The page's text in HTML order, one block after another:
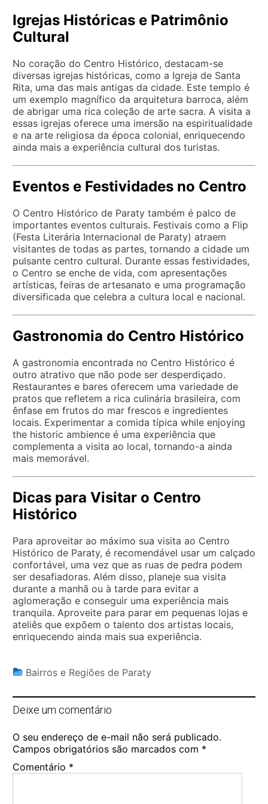
Igrejas Históricas e Patrimônio
Cultural
No coração do Centro Histórico, destacam-se
diversas igrejas históricas, como a Igreja de Santa
Rita, uma das mais antigas da cidade. Este templo é
um exemplo magnífico da arquitetura barroca, além
de abrigar uma rica coleção de arte sacra. A visita a
essas igrejas oferece uma imersão na espiritualidade
e na arte religiosa da época colonial, enriquecendo
ainda mais a experiência cultural dos turistas.
Eventos e Festividades no Centro
O Centro Histórico de Paraty também é palco de
importantes eventos culturais. Festivais como a Flip
(Festa Literária Internacional de Paraty) atraem
visitantes de todas as partes, tornando a cidade um
pulsante centro cultural. Durante essas festividades,
o Centro se enche de vida, com apresentações
artísticas, feiras de artesanato e uma programação
diversificada que celebra a cultura local e nacional.
Gastronomia do Centro Histórico
A gastronomia encontrada no Centro Histórico é
outro atrativo que não pode ser desperdiçado.
Restaurantes e bares oferecem uma variedade de
pratos que refletem a rica culinária brasileira, com
ênfase em frutos do mar frescos e ingredientes
locais. Experimentar a comida típica while enjoying
the historic ambience é uma experiência que
complementa a visita ao local, tornando-a ainda
mais memorável.
Dicas para Visitar o Centro
Histórico
Para aproveitar ao máximo sua visita ao Centro
Histórico de Paraty, é recomendável usar um calçado
confortável, uma vez que as ruas de pedra podem
ser desafiadoras. Além disso, planeje sua visita
durante a manhã ou à tarde para evitar a
aglomeração e conseguir uma experiência mais
tranquila. Aproveite para parar em pequenas lojas e
ateliês que expõem o talento dos artistas locais,
enriquecendo ainda mais sua experiência.
Bairros e Regiões de Paraty
Deixe um comentário
O seu endereço de e-mail não será publicado.
Campos obrigatórios são marcados com *
Comentário *